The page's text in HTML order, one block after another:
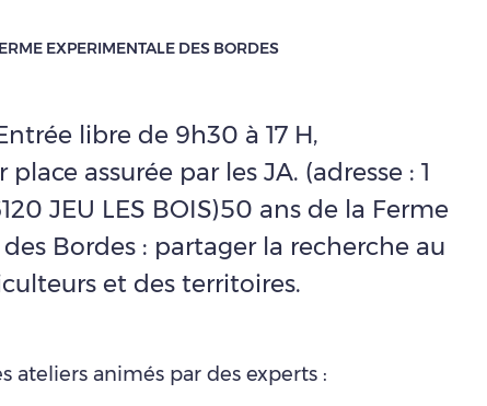
EXPERIMENTALE DES BORDES
libre de 9h30 à 17 H,
assurée par les JA. (adresse : 1
JEU LES BOIS)50 ans de la Ferme
Bordes : partager la recherche au
et des territoires.
ateliers animés par des experts :